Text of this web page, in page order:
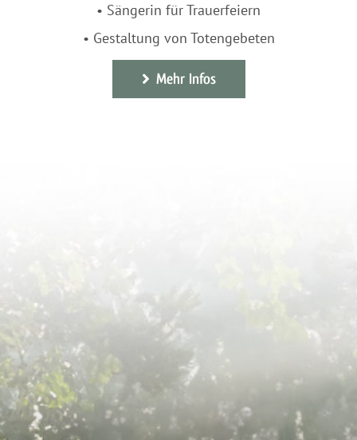
• Sängerin für Trauerfeiern
• Gestaltung von Totengebeten
Mehr Infos